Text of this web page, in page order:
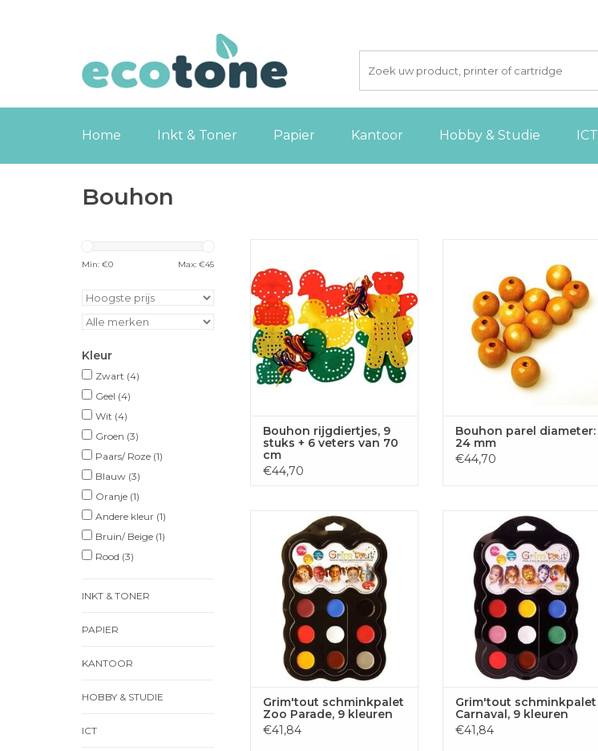
Home Inkt & Toner Papier Kantoor Hobby & Studie ICT
Bouhon
Min: €0 Max: €45
Kleur
Zwart (4)
Geel (4)
Wit (4)
Groen (3)
Paars/ Roze (1)
Blauw (3)
Oranje (1)
Andere kleur (1)
Bruin/ Beige (1)
Rood (3)
INKT & TONER
PAPIER
KANTOOR
HOBBY & STUDIE
ICT
TOEVOEGEN AAN
WINKELWAGEN
Bouhon rijgdiertjes, 9
stuks + 6 veters van 70
cm
€44,70
TOEVOEGEN AAN
WINKELWAGEN
Bouhon parel diameter:
24 mm
€44,70
Grim'tout schminkpalet Zoo
Parade, 9 kleuren
TOEVOEGEN AAN
WINKELWAGEN
Grim'tout schminkpalet
Zoo Parade, 9 kleuren
€41,84
Grim'tout schminkpalet
Carnaval, 9 kleuren
TOEVOEGEN AAN
WINKELWAGEN
Grim'tout schminkpalet
Carnaval, 9 kleuren
€41,84